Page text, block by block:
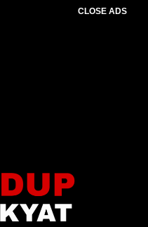
CLOSE ADS